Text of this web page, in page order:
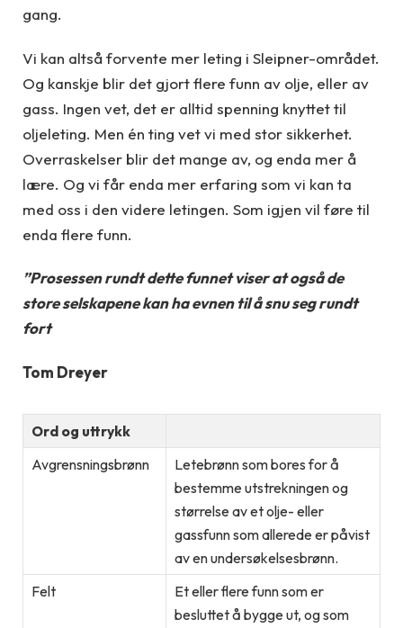
gang.
Vi kan altså forvente mer leting i Sleipner-området.
Og kanskje blir det gjort flere funn av olje, eller av
gass. Ingen vet, det er alltid spenning knyttet til
oljeleting. Men én ting vet vi med stor sikkerhet.
Overraskelser blir det mange av, og enda mer å
lære. Og vi får enda mer erfaring som vi kan ta
med oss i den videre letingen. Som igjen vil føre til
enda flere funn.
”Prosessen rundt dette funnet viser at også de
store selskapene kan ha evnen til å snu seg rundt
fort
Tom Dreyer
Ord og uttrykk
Avgrensningsbrønn
Letebrønn som bores for å
bestemme utstrekningen og
størrelse av et olje- eller
gassfunn som allerede er påvist
av en undersøkelsesbrønn.
Felt
Et eller flere funn som er
besluttet å bygge ut, og som